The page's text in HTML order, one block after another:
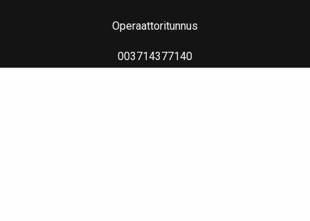
Operaattoritunnus
003714377140